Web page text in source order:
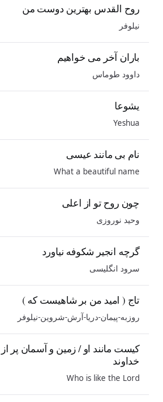
روح القدس بهترین دوست من
نیلوفر
باران آخر می خواهیم
داوود طوماس
یشوعا
Yeshua
نام بی مانند عیسی
What a beautiful name
چون روح تو از اعلی
وحید نوروزی
گرچه انجیر شکوفه نیاورد
سرود انگلیسی
تاج ( امید من بر شاهیست که )
روزبه-پیمان-دریا-آرش-شروین-نیلوفر
کیست مانند او / زمین و آسمان پر
خداوند
Who is like the Lord